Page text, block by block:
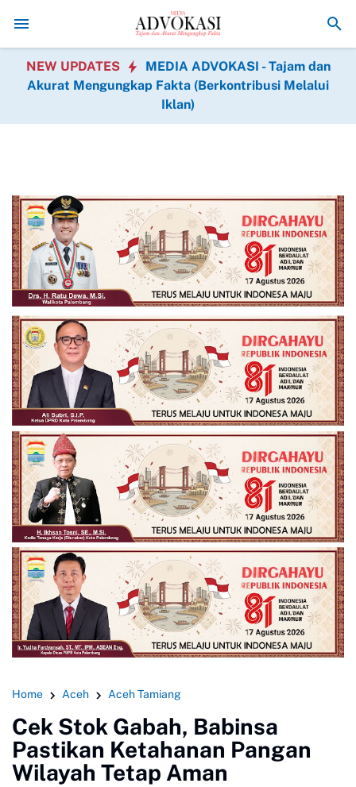
Panjatkan Syukur Kepada Allah SWT Atas Keberhasilan
NEW UPDATES
MEDIA ADVOKASI - Tajam dan
Akurat Mengungkap Fakta (Berkontribusi Melalui
Iklan)
Home Aceh Aceh Tamiang
Cek Stok Gabah, Babinsa
Pastikan Ketahanan Pangan
Wilayah Tetap Aman